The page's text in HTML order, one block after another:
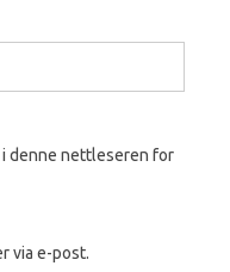
denne nettleseren for
via e-post.